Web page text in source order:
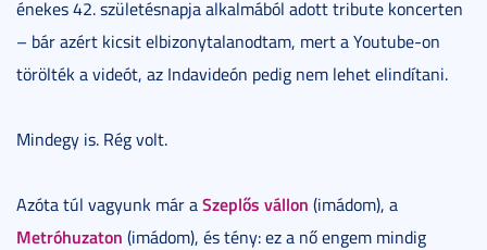
énekes 42. születésnapja alkalmából adott tribute koncerten
– bár azért kicsit elbizonytalanodtam, mert a Youtube-on
törölték a videót, az Indavideón pedig nem lehet elindítani.
Mindegy is. Rég volt.
Azóta túl vagyunk már aSzeplős vállon (imádom), a
Metróhuzaton (imádom), és tény: ez a nő engem mindig